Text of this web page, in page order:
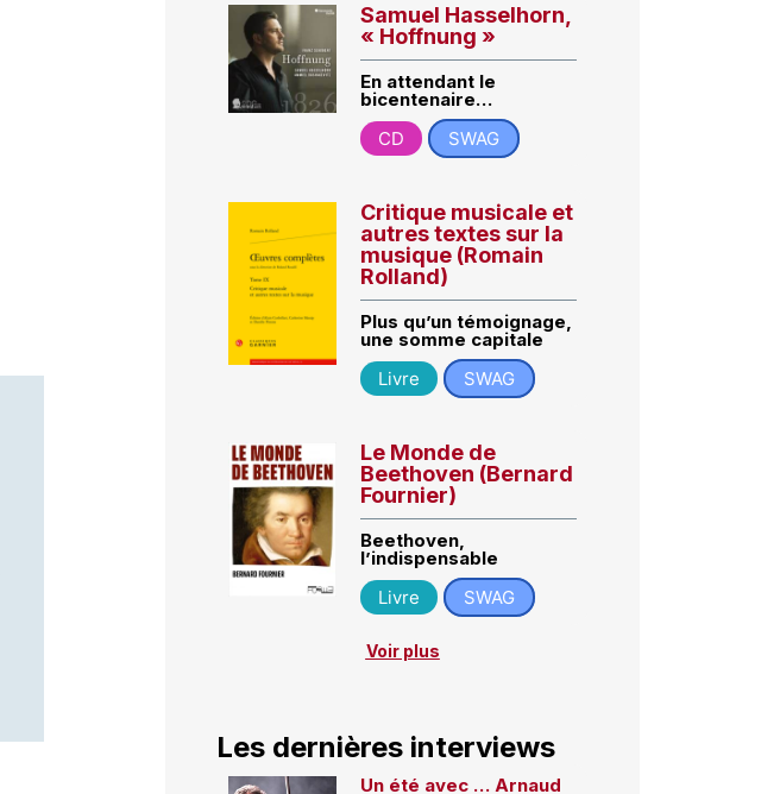
Samuel Hasselhorn,
« Hoffnung »
En attendant le
bicentenaire…
CD
SWAG
Critique musicale et
autres textes sur la
musique (Romain
Rolland)
Plus qu’un témoignage,
une somme capitale
Livre
SWAG
Le Monde de
Beethoven (Bernard
Fournier)
Beethoven,
l’indispensable
Livre
SWAG
Voir plus
Les dernières interviews
Un été avec … Arnaud